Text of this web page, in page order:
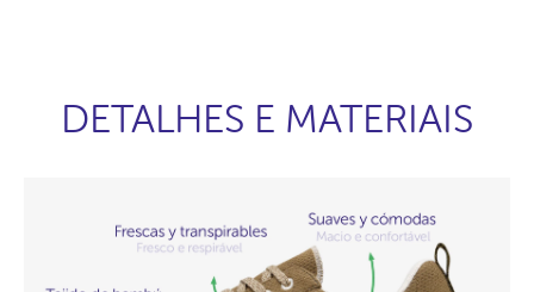
DETALHES E MATERIAIS